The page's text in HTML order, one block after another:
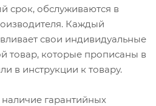
срок, обслуживаются в
Каждый
свои индивидуальные
товар, которые прописаны в
в инструкции к товару.
гарантийных